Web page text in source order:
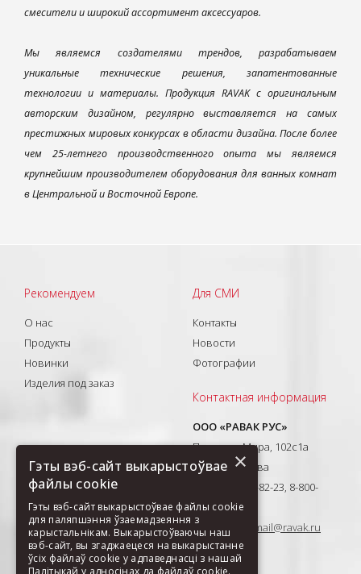
смесители и широкий ассортимент аксессуаров.
Мы являемся создателями трендов, разрабатываем
уникальные технические решения, запатентованные
технологии и материалы. Продукция RAVAK с оригинальным
авторским дизайном, регулярно выставляется на самых
престижных мировых конкурсах в области дизайна. После более
чем 25-летнего производственного опыта мы являемся
крупнейшим производителем оборудования для ванных комнат
в Центральной и Восточной Европе.
Рекомендуем
О нас
Продукты
Новинки
Изделия под заказ
Для СМИ
Контакты
Новости
Фотографии
Контактная информация
ООО «РАВАК РУС»
Проспект Мира, 102с1а
129626, Москва
T: +7(495) 710-82-23, 8-800-
333-41-51
E-mail:ravak-mail@ravak.ru
×
Гэты вэб-сайт выкарыстоўвае
файлы cookie
Гэты вэб-сайт выкарыстоўвае файлы cookie
для паляпшэння ўзаемадзеяння з
карыстальнікам. Выкарыстоўваючы наш
вэб-сайт, вы згаджаецеся на выкарыстанне
ўсіх файлаў cookie у адпаведнасці з нашай
Палітыкай у адносінах да файлаў cookie.